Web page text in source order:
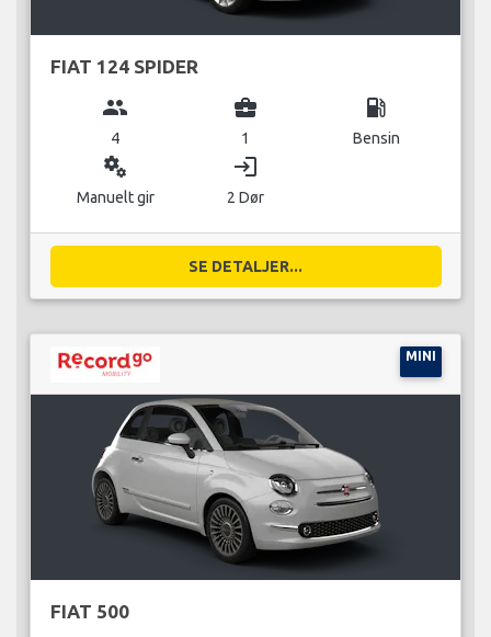
FIAT 124 SPIDER
group
4
business_center
1
local_gas_station
Bensin
miscellaneous_services
Manuelt gir
login
2 Dør
SE DETALJER...
MINI
FIAT 500